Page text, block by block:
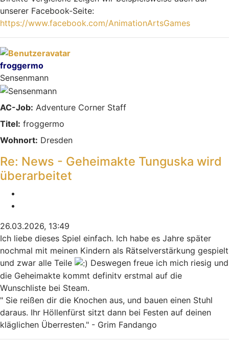
unserer Facebook-Seite:
https://www.facebook.com/AnimationArtsGames
Nach oben
froggermo
Sensenmann
AC-Job: Adventure Corner Staff
Titel: froggermo
Wohnort: Dresden
Re: News - Geheimakte Tunguska wird
überarbeitet
26.03.2026, 13:49
Ich liebe dieses Spiel einfach. Ich habe es Jahre später
nochmal mit meinen Kindern als Rätselverstärkung gespielt
und zwar alle Teile
Deswegen freue ich mich riesig und
die Geheimakte kommt definitv erstmal auf die
Wunschliste bei Steam.
" Sie reißen dir die Knochen aus, und bauen einen Stuhl
daraus. Ihr Höllenfürst sitzt dann bei Festen auf deinen
kläglichen Überresten." - Grim Fandango
Nach oben